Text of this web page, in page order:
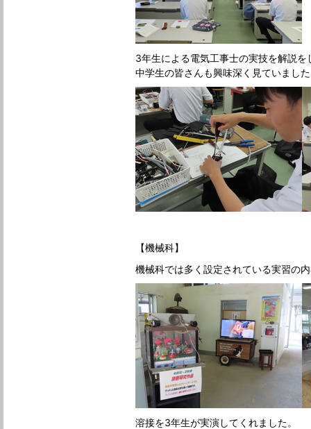
3年生による電気工事士の実技を解説
中学生の皆さんも興味深く見ていまし
【機械科】
機械科では多く設定されている実習の
溶接を3年生が実演してくれました。